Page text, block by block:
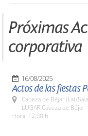
Próximas
corporativa
16/08/2025
Actos de las fiestas
Cabeza de Béjar (La)
LUGAR Cabeza de Béjar
Hora: 12,00 h